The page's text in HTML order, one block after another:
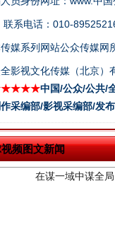
系电话：010-89525216
媒系列网站公众传媒网
影视文化传媒（北京）
中国/公众/公共/
采编部/影视采编部/发
频图文新闻
在谋一域中谋全局